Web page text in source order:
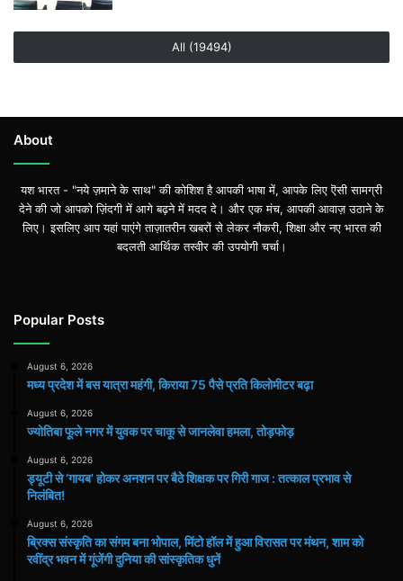
All (19494)
About
यश भारत - "नये ज़माने के साथ" की कोशिश है आपकी भाषा में, आपके लिए ऎसी सामग्री
देने की जो आपको ज़िंदगी में आगे बढ़ने में मदद दे। और एक मंच, आपकी आवाज़ उठाने के
लिए। इसलिए आप यहां पाएंगे ताज़ातरीन खबरों से लेकर नौकरी, शिक्षा और नए भारत की
बदलती आर्थिक तस्वीर की उपयोगी चर्चा।
Popular Posts
August 6, 2026
मध्य प्रदेश में बस यात्रा महंगी, किराया 75 पैसे प्रति किलोमीटर बढ़ा
August 6, 2026
ज्योतिबा फूले नगर में युवक पर चाकू से जानलेवा हमला, तोड़फोड़
August 6, 2026
ड्यूटी से ‘गायब’ होकर अनशन पर बैठे शिक्षक पर गिरी गाज : तत्काल प्रभाव से
निलंबित!
August 6, 2026
ब्रिक्स संस्कृति का संगम बना भोपाल, मिंटो हॉल में हुआ विरासत पर मंथन, शाम को
रवींद्र भवन में गूंजेंगी दुनिया की सांस्कृतिक धुनें